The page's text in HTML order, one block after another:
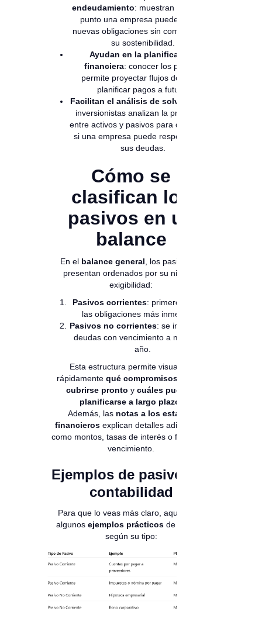
endeudamiento: muestran hasta qué
punto una empresa puede asumir
nuevas obligaciones sin comprometer
su sostenibilidad.
Ayudan en la planificación
financiera: conocer los pasivos
permite proyectar flujos de caja y
planificar pagos a futuro.
Facilitan el análisis de solvencia
inversionistas analizan la proporción
entre activos y pasivos para determinar
si una empresa puede responder por
sus deudas.
Cómo se
clasifican los
pasivos en un
balance
En el balance general , los pasivos se
presentan ordenados por su nivel de
exigibilidad:
Pasivos corrientes: primero se listan
las obligaciones más inmediatas.
Pasivos no corrientes: se incluyen las
deudas con vencimiento a más de un
año.
Esta estructura permite visualizar
rápidamente qué compromisos deben
cubrirse pronto y cuáles pueden
planificarse a largo plazo
Además, las notas a los estados
financierosexplican detalles adicionales
como montos, tasas de interés o fechas de
vencimiento.
Ejemplos de pasivos en
contabilidad
Para que lo veas más claro, aquí tienes
algunos ejemplos prácticos de pasivos
según su tipo: